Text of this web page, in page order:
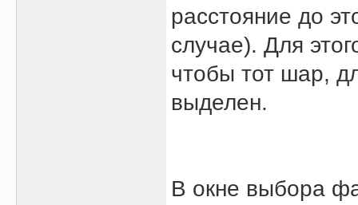
расстояние до
случае). Для
чтобы тот шар,
выделен.
В окне выбора